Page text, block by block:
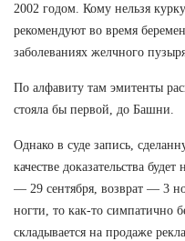
2002 годом. Кому нельзя
рекомендуют во время
заболеваниях желчного
По алфавиту там эмитенты
стояла бы первой, до Башни.
Однако в суде запись,
качестве доказательства
— 29 сентября, возврат — 3
ногти, то как-то
складывается на продаже